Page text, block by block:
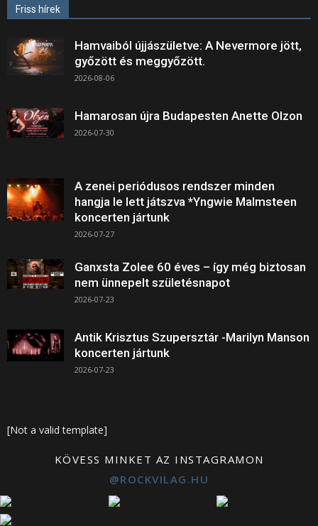
Friss hírek
Hamvaiból újjászületve: A Nevermore jött,
győzött és meggyőzött.
2026-08-06
Hamarosan újra Budapesten Anette Olzon
2026-07-30
A zenei periódusos rendszer minden
hangja le lett játszva *Yngwie Malmsteen
koncerten jártunk
2026-07-27
Ganxsta Zolee 60 éves – így még biztosan
nem ünnepelt születésnapot
2026-07-23
Antik Krisztus Szupersztár -Marilyn Manson
koncerten jártunk
2026-07-23
[Not a valid template]
KÖVESS MINKET AZ INSTAGRAMON
@ROCKVILAG.HU